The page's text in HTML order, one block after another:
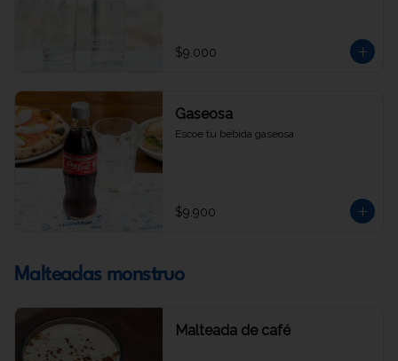
$9.000
Gaseosa
Escoe tu bebida gaseosa
$9.900
Malteadas monstruo
Malteada de café